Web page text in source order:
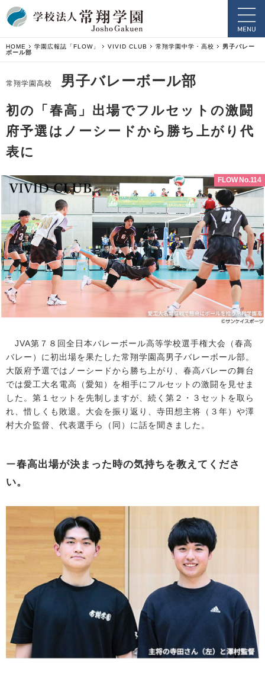
HOME 学園広報誌「FLOW」 VIVID CLUB 常翔学園中学・高校
男子バレー
ボール部
常翔学園高校 男子バレーボール部
初の「春高」出場でフルセットの激闘
府予選はノーシードから勝ち上がり代
表に
FLOW No.114
JVA第７８回全日本バレーボール高等学校選手権大会（春高
バレー）に初出場を果たした常翔学園高男子バレーボール部。
大阪府予選ではノーシードから勝ち上がり、春高バレーの舞台
では愛工大名電高（愛知）を相手にフルセットの激闘を見せま
した。第１セットを先制しますが、続く第２・３セットを取ら
れ、惜しくも敗退。大会を振り返り、寺田想主将（３年）や澤
村大介監督、代表選手ら（同）に話を聞きました。
ー春高出場が決まった時の気持ちを教えてくださ
い。